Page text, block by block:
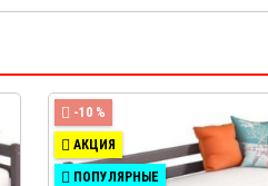
-10 %
АКЦИЯ
ПОПУЛЯРНЫЕ